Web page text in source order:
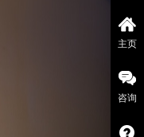
主页
咨询